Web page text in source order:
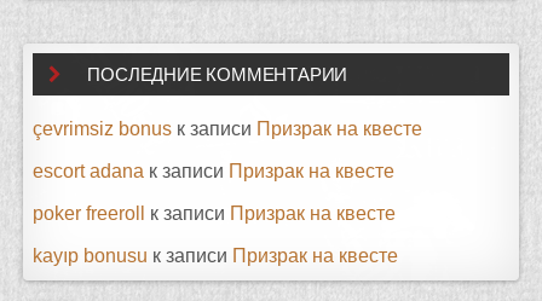
ПОСЛЕДНИЕ КОММЕНТАРИИ
çevrimsiz bonus к записи Призрак на квесте
escort adana к записи Призрак на квесте
poker freeroll к записи Призрак на квесте
kayıp bonusu к записи Призрак на квесте